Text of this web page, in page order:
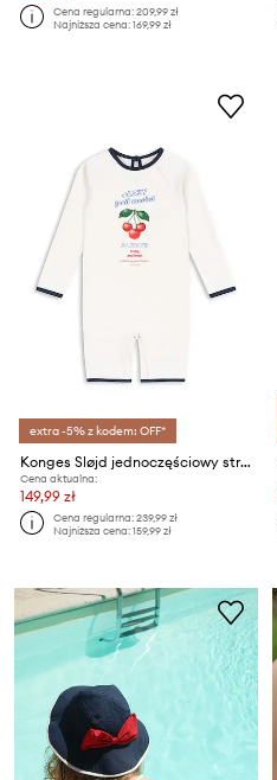
Cena regularna:209,99 zł
Najniższa cena:169,99 zł
extra -5% z kodem: OFF*
Konges Sløjd jednoczęściowy strój kąpielowy dziecięcy VILJA ONESIE GRS
Cena aktualna:
149,99 zł
Cena regularna:239,99 zł
Najniższa cena:159,99 zł